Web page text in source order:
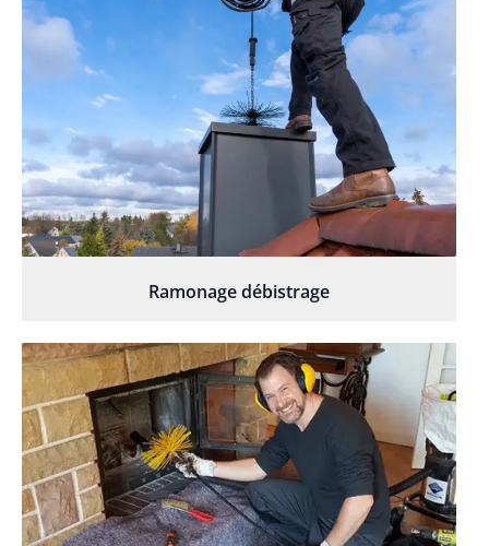
Ramonage débistrage